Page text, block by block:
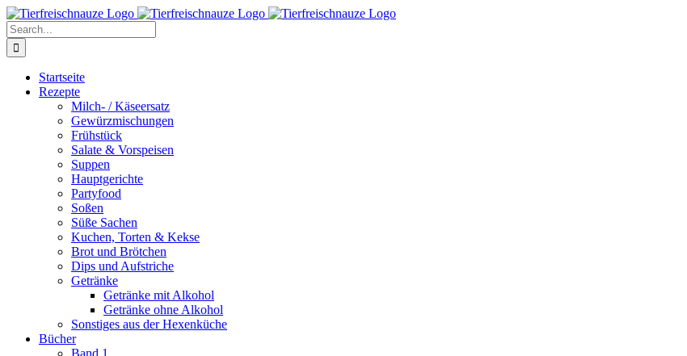
Skip
to
content
Facebook
YouTube
X
Pinterest
Instagram
Search
for:
Startseite
Rezepte
Milch- / Käseersatz
Gewürzmischungen
Frühstück
Salate & Vorspeisen
Suppen
Hauptgerichte
Partyfood
Soßen
Süße Sachen
Kuchen, Torten & Kekse
Brot und Brötchen
Dips und Aufstriche
Getränke
Getränke mit Alkohol
Getränke ohne Alkohol
Sonstiges aus der Hexenküche
Bücher
Band 1